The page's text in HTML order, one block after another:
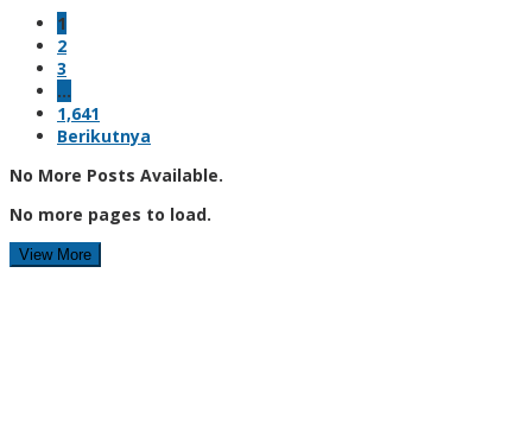
1
2
3
…
1,641
Berikutnya
No More Posts Available.
No more pages to load.
View More